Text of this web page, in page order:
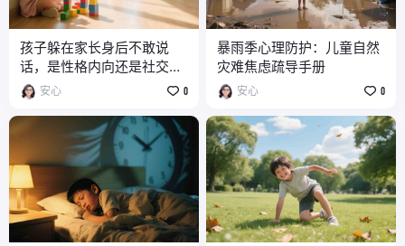
孩子躲在家长身后不敢说
话，是性格内向还是社交焦
虑？安心 0
暴雨季心理防护：儿童自然
灾难焦虑疏导手册
安心 0